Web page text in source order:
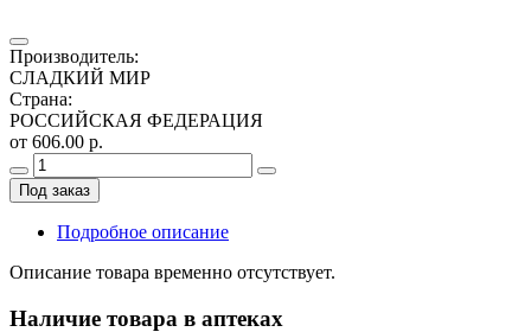
Производитель:
СЛАДКИЙ МИР
Страна:
РОССИЙСКАЯ ФЕДЕРАЦИЯ
от 606.00 р.
Под заказ
Подробное описание
Описание товара временно отсутствует.
Наличие товара в аптеках